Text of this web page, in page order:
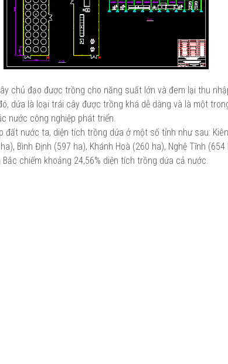
chủ đạo được trồng cho năng suất lớn và đem lại thu
dứa là loại trái cây được trồng khá dễ dàng và là một
nước công nghiệp phát triển.
đất nước ta, diện tích trồng dứa ở một số tỉnh như sau:
Bình Định (597 ha), Khánh Hoà (260 ha), Nghệ Tĩnh
chiếm khoảng 24,56% diện tích trồng dứa cả nước.